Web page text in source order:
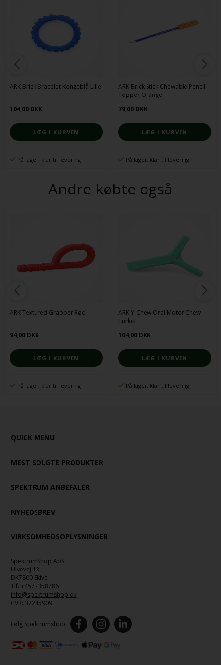
ARK Brick Bracelet Kongeblå Lille
104,00 DKK
På lager, klar til levering
ARK Brick Stick Chewable Pencil
Topper Orange
79,00 DKK
På lager, klar til levering
Andre købte også
ARK Textured Grabber Rød
94,00 DKK
På lager, klar til levering
ARK Y-Chew Oral Motor Chew
Turkis
104,00 DKK
På lager, klar til levering
QUICK MENU
MEST SOLGTE PRODUKTER
SPEKTRUM ANBEFALER
NYHEDSBREV
VIRKSOMHEDSOPLYSNINGER
SpektrumShop ApS
Ulvevej 13
DK7800 Skive
Tlf. +4577358786
info@spektrumshop.dk
CVR: 37245909
Følg Spektrumshop